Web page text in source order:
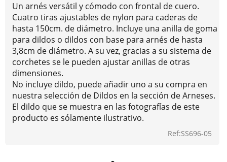
Un arnés versátil y cómodo con frontal de cuero.
Cuatro tiras ajustables de nylon para caderas de
hasta 150cm. de diámetro. Incluye una anilla de goma
para dildos o dildos con base para arnés de hasta
3,8cm de diámetro. A su vez, gracias a su sistema de
corchetes se le pueden ajustar anillas de otras
dimensiones.
No incluye dildo, puede añadir uno a su compra en
nuestra selección de Dildos en la sección de Arneses.
El dildo que se muestra en las fotografías de este
producto es sólamente ilustrativo.
Ref:SS696-05